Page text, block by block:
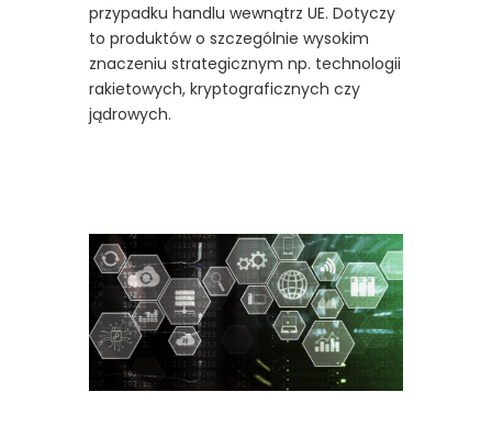
przypadku handlu wewnątrz UE. Dotyczy
to produktów o szczególnie wysokim
znaczeniu strategicznym np. technologii
rakietowych, kryptograficznych czy
jądrowych.